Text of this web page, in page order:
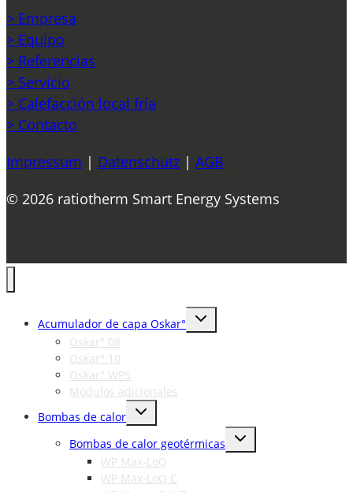
> Empresa
> Equipo
> Referencias
> Servicio
> Calefacción local fría
> Contacto
Impressum | Datenschutz | AGB
© 2026 ratiotherm Smart Energy Systems
Acumulador de capa Oskar°
Toggle
child
Oskar° 08
Oskar° 10
Oskar° WPS
Módulos adicionales
Bombas de calor
Toggle
child
Bombas de calor geotérmicas
Toggle
child
WP Max-LoQ
WP Max-LoQ C